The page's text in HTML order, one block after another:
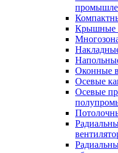
Крышные
Оконные
Осевые
Осевые